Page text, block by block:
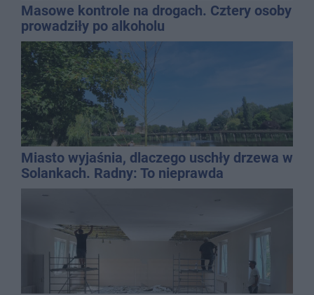
Masowe kontrole na drogach. Cztery osoby
prowadziły po alkoholu
Miasto wyjaśnia, dlaczego uschły drzewa w
Solankach. Radny: To nieprawda